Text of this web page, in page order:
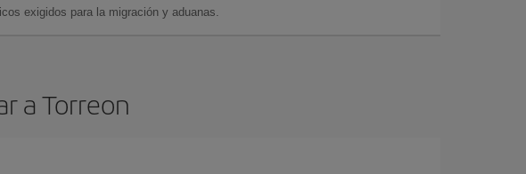
exigidos para la migración y aduanas.
a Torreon